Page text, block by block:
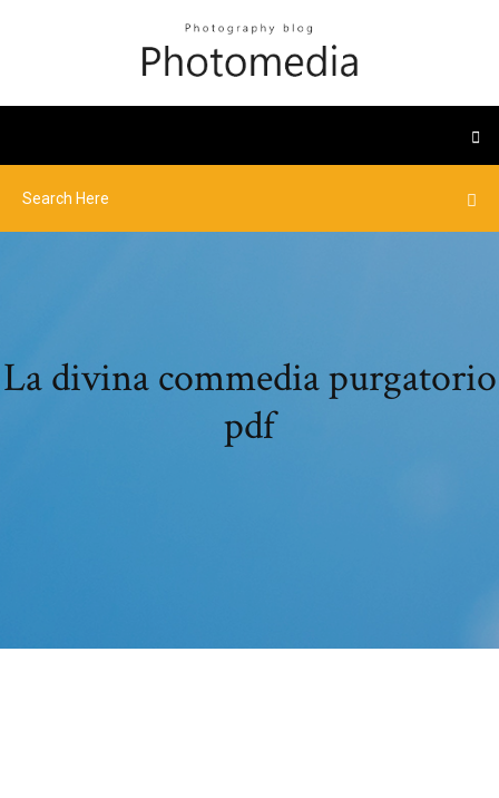
La divina commedia purgatorio
pdf